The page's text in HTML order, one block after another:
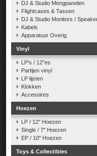
DJ & Studio Mengpanelen
Flightcases & Tassen
DJ & Studio Monitors /
Kabels
Apparatuur Overig
Vinyl
LP's / 12"es
Partijen vinyl
LP lijsten
Klokken
Accesoires
Hoezen
LP / 12" Hoezen
Single / 7" Hoezen
EP / 10" Hoezen
Toys & Collectibles